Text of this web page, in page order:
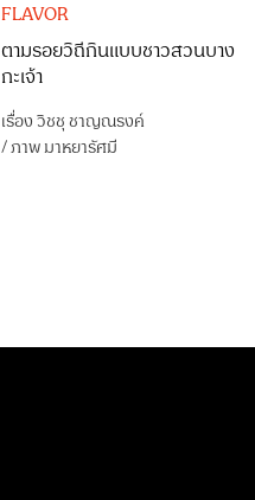
FLAVOR
ตามรอยวิถีกินแบบชาวสวนบาง
กะเจ้า
เรื่องวิชชุ ชาญณรงค์
/ภาพมาหยารัศมี